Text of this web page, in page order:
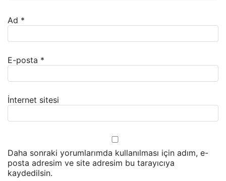
Ad *
E-posta *
İnternet sitesi
Daha sonraki yorumlarımda kullanılması için adım, e-
posta adresim ve site adresim bu tarayıcıya
kaydedilsin.